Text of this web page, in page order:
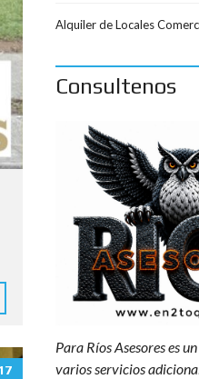
Alquiler de Locales
Consultenos
Para Ríos Asesores es
varios servicios